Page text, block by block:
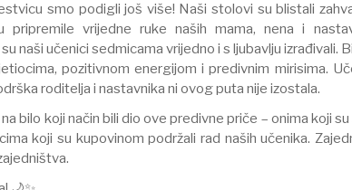
smo podigli još više! Naši stolovi su blistali
pripremile vrijedne ruke naših mama, nena i
naši učenici sedmicama vrijedno i s ljubavlju izrađivali.
pozitivnom energijom i predivnim mirisima.
roditelja i nastavnika ni ovog puta nije izostala.
bilo koji način bili dio ove predivne priče – onima koji
koji su kupovinom podržali rad naših učenika.